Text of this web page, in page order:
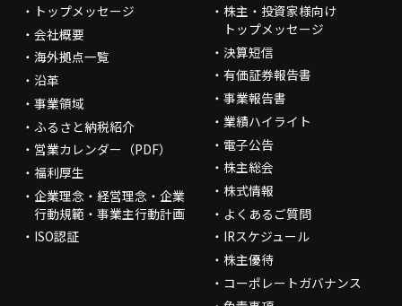
トップメッセージ
会社概要
海外拠点一覧
沿革
事業領域
ふるさと納税紹介
営業カレンダー（PDF）
福利厚生
企業理念・経営理念・企業
行動規範・事業主行動計画
ISO認証
株主・投資家様向け
トップメッセージ
決算短信
有価証券報告書
事業報告書
業績ハイライト
電子公告
株主総会
株式情報
よくあるご質問
IRスケジュール
株主優待
コーポレートガバナンス